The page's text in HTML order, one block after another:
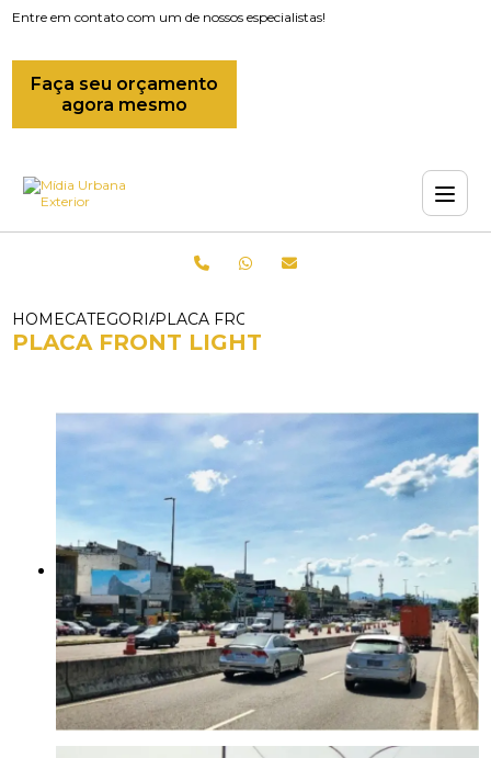
Entre em contato com um de nossos especialistas!
Faça seu orçamento
agora mesmo
HOMECATEGORIASPLACA FRONT LIGHT
PLACA FRONT LIGHT